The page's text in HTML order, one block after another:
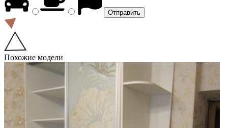
Похожие модели